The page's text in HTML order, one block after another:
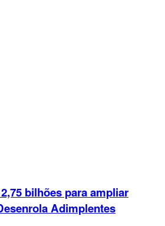
bilhões para ampliar
Adimplentes